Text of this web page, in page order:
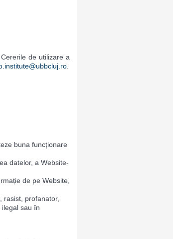
de utilizare a
buna funcționare
datelor, a Website-
de pe Website,
rasist, profanator,
sau în